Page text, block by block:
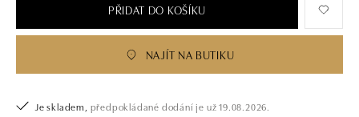
PŘIDAT DO KOŠÍKU
NAJÍT NA BUTIKU
Je skladem, předpokládané dodání je už 19.08.2026.